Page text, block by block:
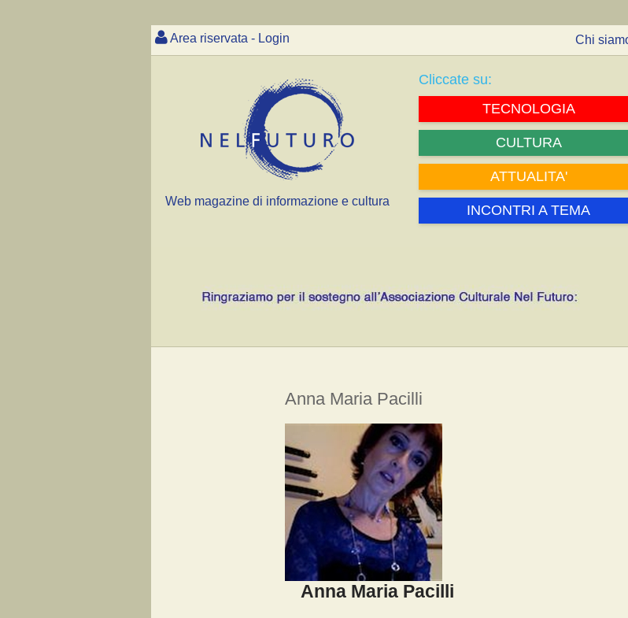
Area riservata - Login Chi
Web magazine di informazione e cultura
Cliccate su:
TECNOLOGIA
CULTURA
ATTUALITA'
INCONTRI A TEMA
Anna Maria Pacilli
Anna Maria Pacilli